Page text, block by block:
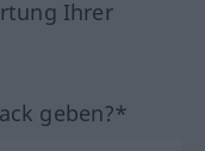
Ihrer
geben?*